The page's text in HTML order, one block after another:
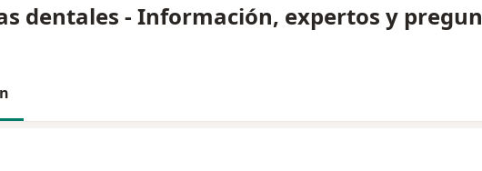
dentales - Información, expertos y